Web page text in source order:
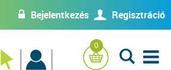
w Bejelentkezés U Regisztráció
0
L